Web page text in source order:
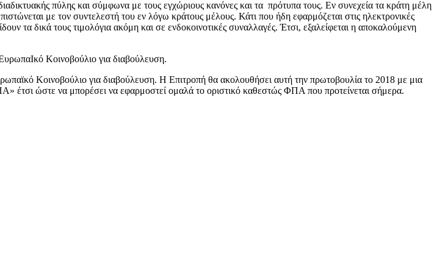
πύλης και σύμφωνα με τους εγχώριους κανόνες και τα πρότυπα τους. Εν συνεχεία τα κράτη μέλη
με τον συντελεστή του εν λόγω κράτους μέλους. Κάτι που ήδη εφαρμόζεται στις ηλεκτρονικές
τα δικά τους τιμολόγια ακόμη και σε ενδοκοινοτικές συναλλαγές. Έτσι, εξαλείφεται η αποκαλούμενη
Κοινοβούλιο για διαβούλευση.
Κοινοβούλιο για διαβούλευση. Η Επιτροπή θα ακολουθήσει αυτή την πρωτοβουλία το 2018 με μια
έτσι ώστε να μπορέσει να εφαρμοστεί ομαλά το οριστικό καθεστώς ΦΠΑ που προτείνεται σήμερα.